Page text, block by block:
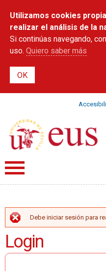
principal
Utilizamos cookies
realizar el análisis de la
Si continúas navegando,
uso. Quiero saber más
MENSAJE
Debe iniciar sesión para
Login